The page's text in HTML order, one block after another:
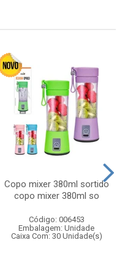
Copo mixer 380ml sortido
copo mixer 380ml so
Código: 006453
Embalagem: Unidade
Caixa Com: 30 Unidade(s)